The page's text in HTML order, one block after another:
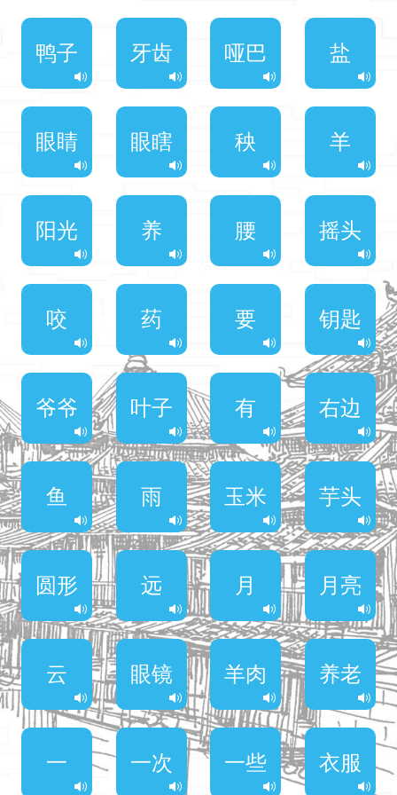
鸭子 牙齿 哑巴 盐
眼睛 眼瞎 秧 羊
阳光 养 腰 摇头
咬 药 要 钥匙
爷爷 叶子 有 右边
鱼 雨 玉米 芋头
圆形 远 月 月亮
云 眼镜 羊肉 养老
一 一次 一些 衣服